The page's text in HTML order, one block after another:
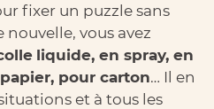
fixer un puzzle sans
vous avez
liquide, en spray, en
pour carton… Il en
et à tous les